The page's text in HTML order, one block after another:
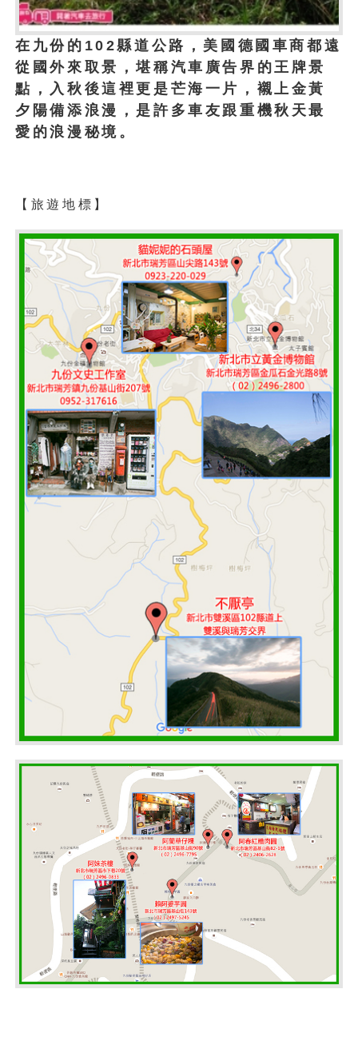
在九份的102縣道公路，美國德國車商都遠
從國外來­取景，堪稱汽車廣告界的王牌景
點，入秋後這裡更是芒海一片，襯上金黃
夕陽備添浪漫，是許多車友跟重機秋天最
愛的浪漫秘境。
【旅遊地標】